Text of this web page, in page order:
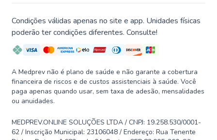
Condições válidas apenas no site e app. Unidades físicas
poderão ter condições diferentes. Consulte!
A Medprev não é plano de saúde e não garante a cobertura
financeira de riscos e de custos assistenciais à saúde. Você
paga apenas quando usar, sem taxa de adesão, mensalidades
ou anuidades.
MEDPREV.ONLINE SOLUÇÕES LTDA / CNPJ: 19.258.530/0001-
62 / Inscrição Municipal: 23106048 / Endereço: Rua Tenente